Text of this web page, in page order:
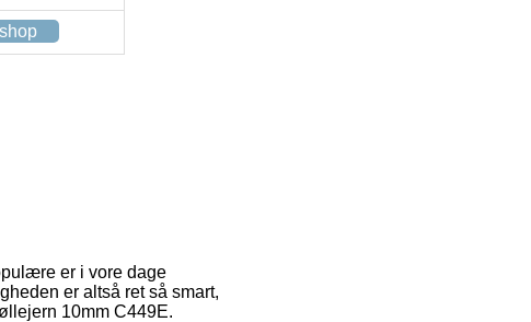
er i vore dage
er altså ret så smart,
10mm C449E.